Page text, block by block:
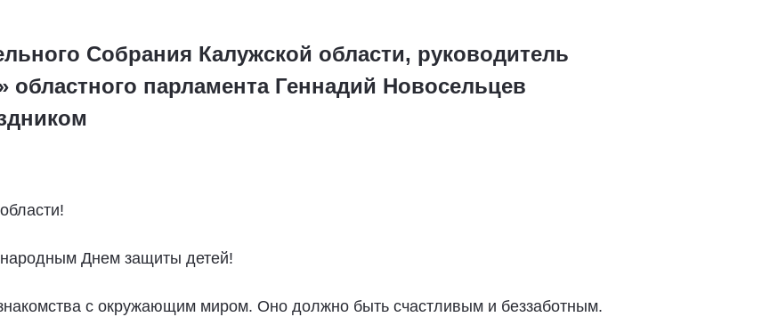
Собрания Калужской области, руководитель
областного парламента Геннадий Новосельцев
Днем защиты детей!
с окружающим миром. Оно должно быть счастливым и беззаботным.